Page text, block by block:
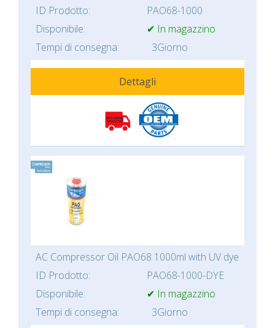
ID Prodotto:
PAO68-1000
Disponibile:
✔ In magazzino
Tempi di consegna:
3Giorno
Dettagli
AC Compressor Oil PAO68 1000ml with UV dye
ID Prodotto:
PAO68-1000-DYE
Disponibile:
✔ In magazzino
Tempi di consegna:
3Giorno